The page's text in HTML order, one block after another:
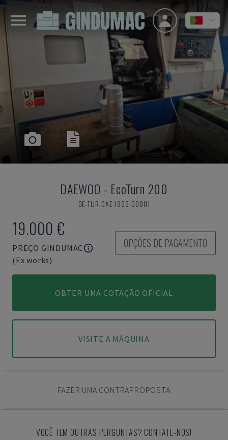
DAEWOO - EcoTurn 200
DE-TUR-DAE-1999-00001
19.000 €
PREÇO GINDUMAC
(Ex works)
OPÇÕES DE PAGAMENTO
OBTER UMA COTAÇÃO OFICIAL
VISITE A MÁQUINA
FAZER UMA CONTRAPROPOSTA
VOCÊ TEM OUTRAS PERGUNTAS? CONTATE-NOS!